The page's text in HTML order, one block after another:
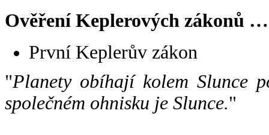
Ověření Keplerových zákonů …
První Keplerův zákon
"Planety obíhají kolem Slunce
společném ohnisku je Slunce."